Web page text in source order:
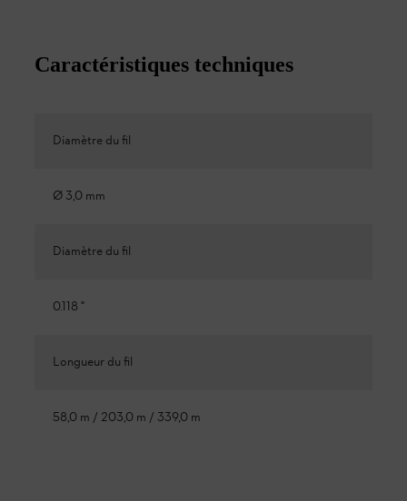
Caractéristiques techniques
Diamètre du fil
Ø 3,0 mm
Diamètre du fil
0.118 "
Longueur du fil
58,0 m / 203,0 m / 339,0 m